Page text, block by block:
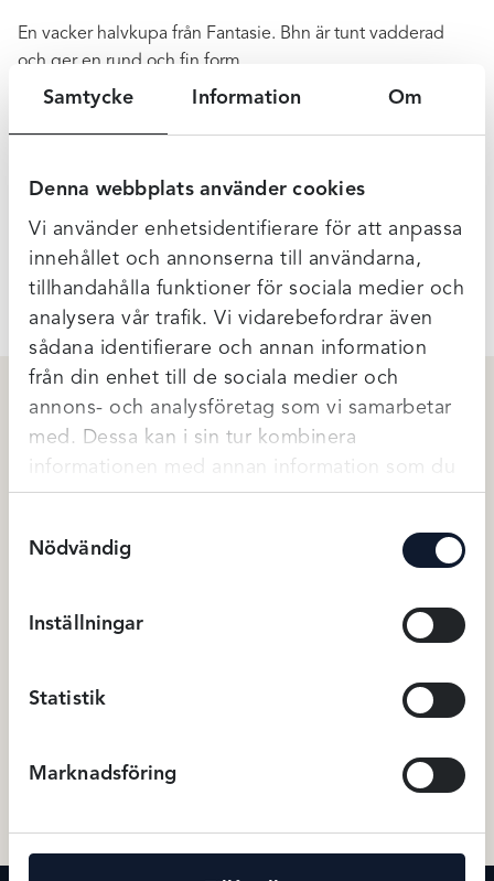
Samtycke Information Om
Denna webbplats använder cookies
Vi använder enhetsidentifierare för att anpassa
innehållet och annonserna till användarna,
tillhandahålla funktioner för sociala medier och
analysera vår trafik. Vi vidarebefordrar även
sådana identifierare och annan information
från din enhet till de sociala medier och
annons- och analysföretag som vi samarbetar
med. Dessa kan i sin tur kombinera
informationen med annan information som du
har tillhandahållit eller som de har samlat in
Nödvändig
Inställningar
Statistik
Marknadsföring
En vacker halvkupa från Fantasie. Bhn är tunt vadderad
och ger en rund och fin form.
BH med bred bygel. Vacker spets i två nyanser. Powernet i
NOBS! Liten i kupan så gå upp en storlek.
Ytterligare Information
Relaterade produkter
BH 749